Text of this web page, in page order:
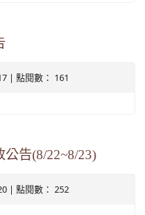
| 點閱數： 161
告(8/22~8/23)
| 點閱數： 252